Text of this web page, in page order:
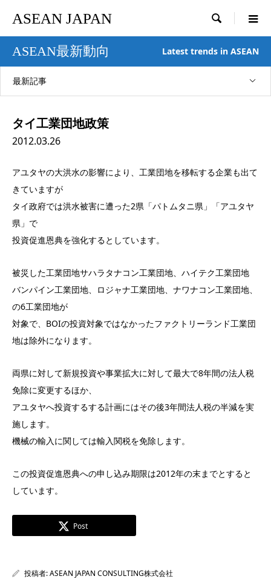
ASEAN JAPAN 
ASEAN最新動向 Latest trends in ASEAN
最新記事
タイ工業団地政策
2012.03.26
アユタヤの大洪水の影響により、工業団地を移転する企業も出て
きていますが
タイ政府では洪水被害に遭った2県「パトムタニ県」「アユタヤ
県」で
投資促進恩典を強化するとしています。
被災した工業団地サハラタナコン工業団地、ハイテク工業団地
バンパイン工業団地、ロジャナ工業団地、ナワナコン工業団地、
の6工業団地が
対象で、BOIの投資対象ではなかったファクトリーランド工業団
地は除外になります。
両県に対して新規投資や事業拡大に対して最大で8年間の法人税
免除に変更するほか、
アユタヤへ投資するする計画にはその後3年間法人税の半減を実
施します。
機械の輸入に関しては輸入関税を免除します。
この投資促進恩典への申し込み期限は2012年の末までとすると
しています。
Post
投稿者:ASEAN JAPAN CONSULTING株式会社